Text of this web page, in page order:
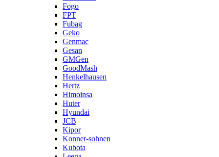
Fogo
FPT
Fubag
Geko
Genmac
Gesan
GMGen
GoodMash
Henkelhausen
Hertz
Himoinsa
Huter
Hyundai
JCB
Kipor
Konner-sohnen
Kubota